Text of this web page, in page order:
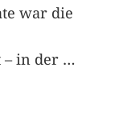
war die
– in der …